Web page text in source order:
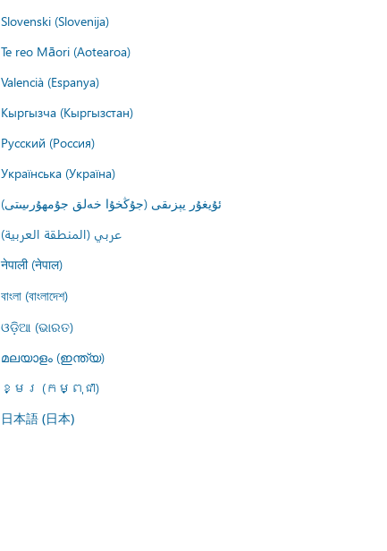
Slovenski (Slovenija)
Te reo Māori (Aotearoa)
Valencià (Espanya)
Кыргызча (Кыргызстан)
Русский (Россия)
Українська (Україна)
ئۇيغۇر يېزىقى (جۇڭخۇا خەلق جۇمھۇرىيىتى)
عربي (المنطقة العربية)
नेपाली (नेपाल)
বাংলা (বাংলাদেশ)
ଓଡ଼ିଆ (ଭାରତ)
മലയാളം (ഇന്ത്യ)
ខ្មែរ (កម្ពុជា)
日本語 (日本)